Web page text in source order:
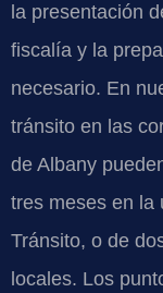
la presentación
fiscalía y la
necesario. En
tránsito en las
de Albany
tres meses en la
Tránsito, o de
locales. Los